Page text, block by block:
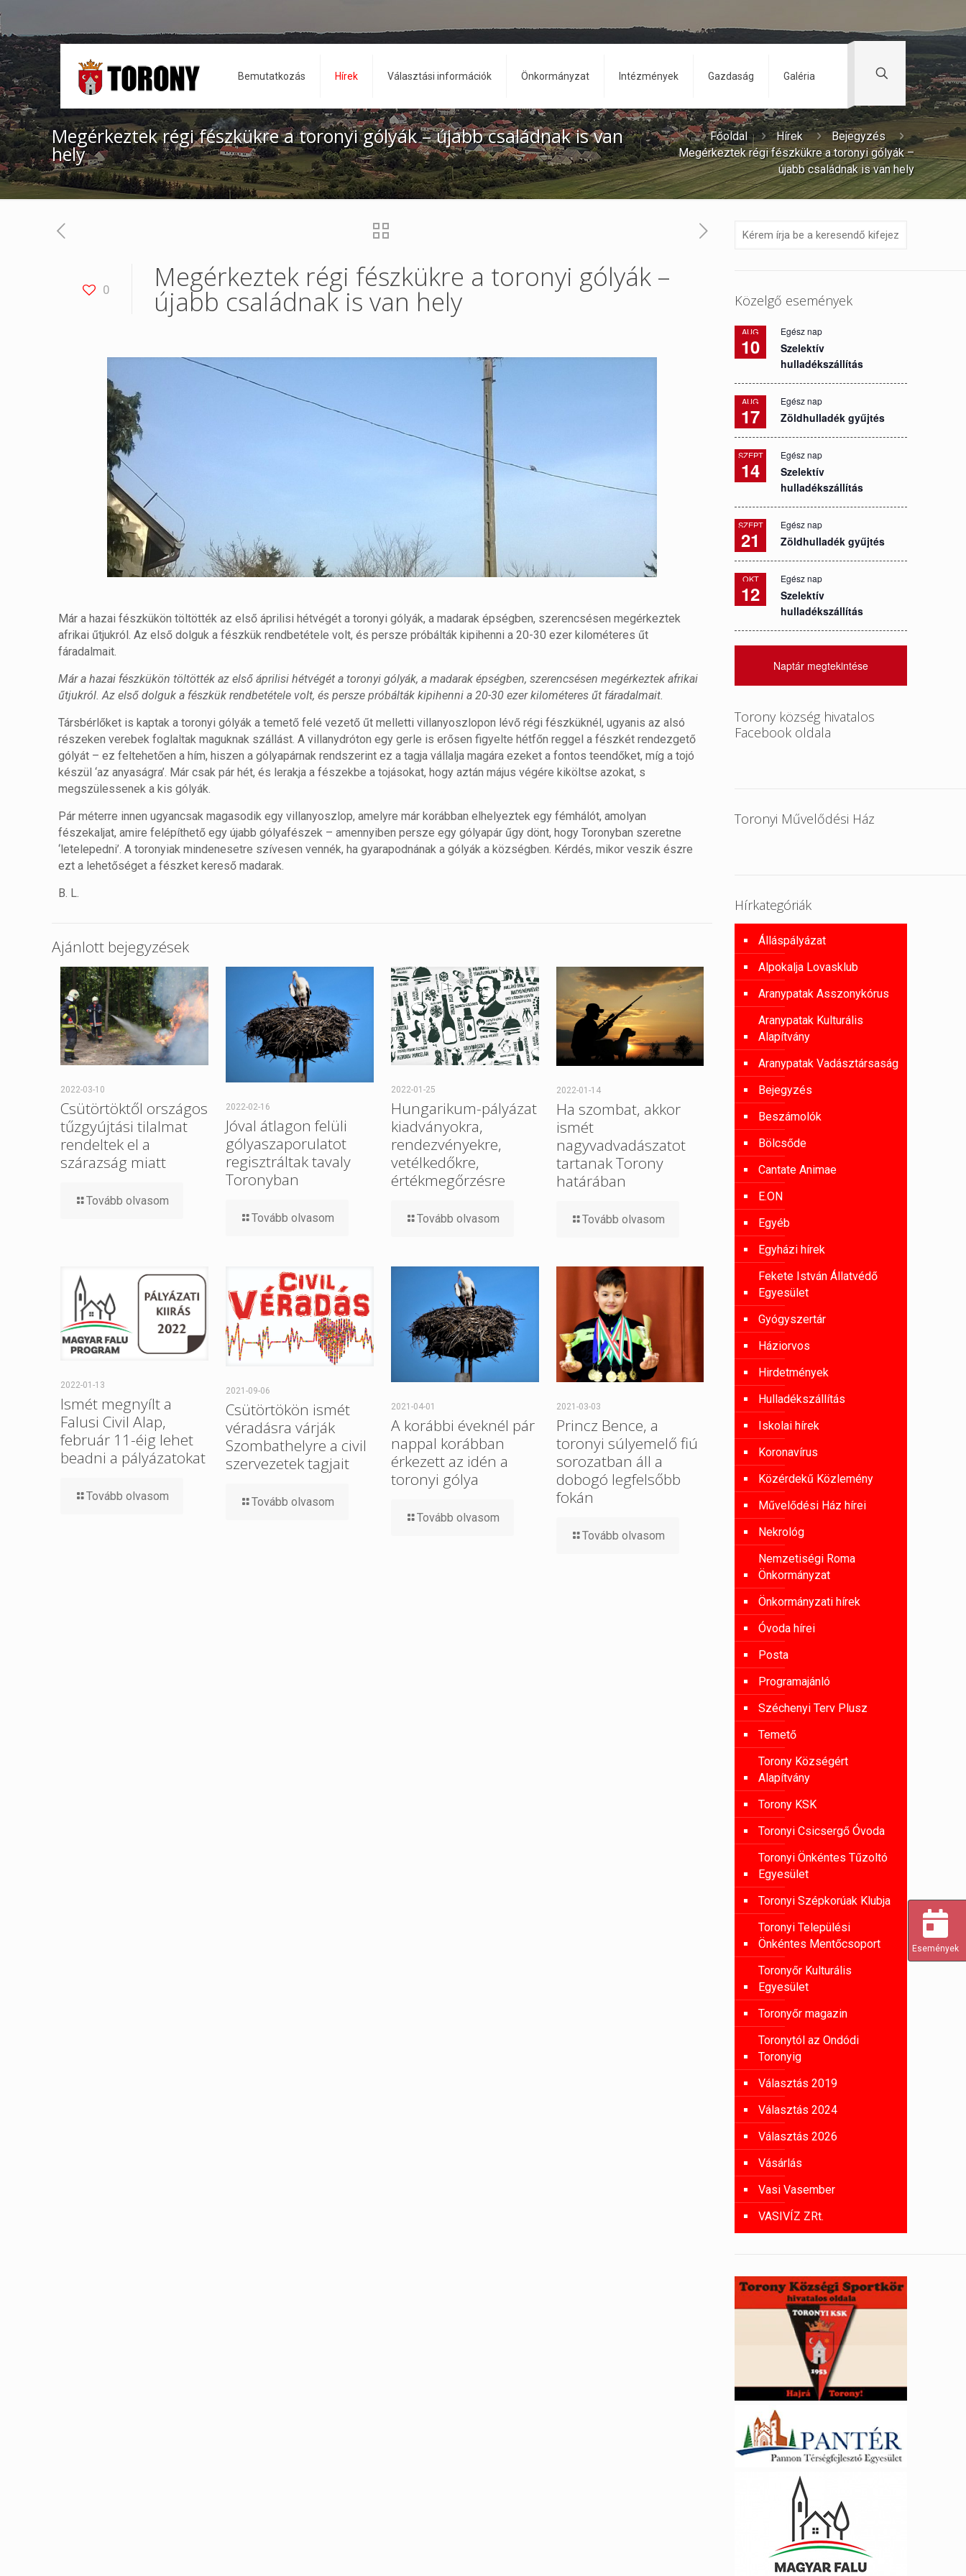
Bemutatkozás Hírek Választási információk Önkormányzat Intézmények Gazdaság Galéria
Megérkeztek régi fészkükre a toronyi gólyák – újabb családnak is van
hely
Főoldal Hírek
Bejegyzés
Megérkeztek régi fészkükre a toronyi gólyák –
újabb családnak is van hely
0 Megérkeztek régi fészkükre a toronyi gólyák –
újabb családnak is van hely
Már a hazai fészkükön töltötték az első áprilisi hétvégét a toronyi gólyák, a madarak épségben, szerencsésen megérkeztek
afrikai űtjukról. Az első dolguk a fészkük rendbetétele volt, és persze próbálták kipihenni a 20-30 ezer kilométeres űt
fáradalmait.
Már a hazai fészkükön töltötték az első áprilisi hétvégét a toronyi gólyák, a madarak épségben, szerencsésen megérkeztek afrikai
űtjukról. Az első dolguk a fészkük rendbetétele volt, és persze próbálták kipihenni a 20-30 ezer kilométeres űt fáradalmait.
Társbérlőket is kaptak a toronyi gólyák a temető felé vezető űt melletti villanyoszlopon lévő régi fészküknél, ugyanis az alsó
részeken verebek foglaltak maguknak szállást. A villanydróton egy gerle is erősen figyelte hétfőn reggel a fészkét rendezgető
gólyát – ez feltehetően a hím, hiszen a gólyapárnak rendszerint ez a tagja vállalja magára ezeket a fontos teendőket, míg a tojó
készül ‘az anyaságra’. Már csak pár hét, és lerakja a fészekbe a tojásokat, hogy aztán május végére kiköltse azokat, s
megszülessenek a kis gólyák.
Pár méterre innen ugyancsak magasodik egy villanyoszlop, amelyre már korábban elhelyeztek egy fémhálót, amolyan
fészekaljat, amire felépíthető egy újabb gólyafészek – amennyiben persze egy gólyapár űgy dönt, hogy Toronyban szeretne
‘letelepedni’. A toronyiak mindenesetre szívesen vennék, ha gyarapodnának a gólyák a községben. Kérdés, mikor veszik észre
ezt a lehetőséget a fészket kereső madarak.
B. L.
Ajánlott bejegyzések
2022-03-10
Csütörtöktől országos
tűzgyújtási tilalmat
rendeltek el a
szárazság miatt
Tovább olvasom
2022-02-16
Jóval átlagon felüli
gólyaszaporulatot
regisztráltak tavaly
Toronyban
Tovább olvasom
2022-01-25
Hungarikum-pályázat
kiadványokra,
rendezvényekre,
vetélkedőkre,
értékmegőrzésre
Tovább olvasom
2022-01-14
Ha szombat, akkor
ismét
nagyvadvadászatot
tartanak Torony
határában
Tovább olvasom
2022-01-13
Ismét megnyílt a
Falusi Civil Alap,
február 11-éig lehet
beadni a pályázatokat
Tovább olvasom
2021-09-06
Csütörtökön ismét
véradásra várják
Szombathelyre a civil
szervezetek tagjait
Tovább olvasom
2021-04-01
A korábbi éveknél pár
nappal korábban
érkezett az idén a
toronyi gólya
Tovább olvasom
2021-03-03
Princz Bence, a
toronyi súlyemelő fiú
sorozatban áll a
dobogó legfelsőbb
fokán
Tovább olvasom
Közelgő események
AUG
10
Egész nap
Szelektív
hulladékszállítás
AUG
17
Egész nap
Zöldhulladék gyűjtés
SZEPT
14
Egész nap
Szelektív
hulladékszállítás
SZEPT
21
Egész nap
Zöldhulladék gyűjtés
OKT
12
Egész nap
Szelektív
hulladékszállítás
Naptár megtekintése
Torony község hivatalos
Facebook oldala
Toronyi Művelődési Ház
Hírkategóriák
Álláspályázat
Alpokalja Lovasklub
Aranypatak Asszonykórus
Aranypatak Kulturális
Alapítvány
Aranypatak Vadásztársaság
Bejegyzés
Beszámolók
Bölcsőde
Cantate Animae
E.ON
Egyéb
Egyházi hírek
Fekete István Állatvédő
Egyesület
Gyógyszertár
Háziorvos
Hirdetmények
Hulladékszállítás
Iskolai hírek
Koronavírus
Közérdekű Közlemény
Művelődési Ház hírei
Nekrológ
Nemzetiségi Roma
Önkormányzat
Önkormányzati hírek
Óvoda hírei
Posta
Programajánló
Széchenyi Terv Plusz
Temető
Torony Községért
Alapítvány
Torony KSK
Toronyi Csicsergő Óvoda
Toronyi Önkéntes Tűzoltó
Egyesület
Toronyi Szépkorúak Klubja
Toronyi Települési
Önkéntes Mentőcsoport
Toronyőr Kulturális
Egyesület
Toronyőr magazin
Toronytól az Ondódi
Toronyig
Választás 2019
Választás 2024
Választás 2026
Vásárlás
Vasi Vasember
VASIVÍZ ZRt.
Események